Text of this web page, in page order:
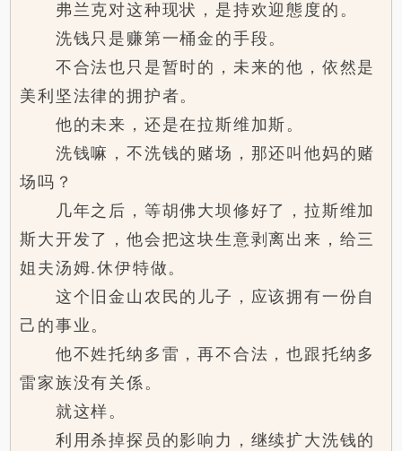
弗兰克对这种现状，是持欢迎態度的。
洗钱只是赚第一桶金的手段。
不合法也只是暂时的，未来的他，依然是
美利坚法律的拥护者。
他的未来，还是在拉斯维加斯。
洗钱嘛，不洗钱的赌场，那还叫他妈的赌
场吗？
几年之后，等胡佛大坝修好了，拉斯维加
斯大开发了，他会把这块生意剥离出来，给三
姐夫汤姆.休伊特做。
这个旧金山农民的儿子，应该拥有一份自
己的事业。
他不姓托纳多雷，再不合法，也跟托纳多
雷家族没有关係。
就这样。
利用杀掉探员的影响力，继续扩大洗钱的